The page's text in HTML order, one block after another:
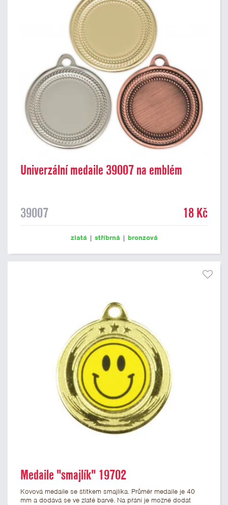
Univerzální medaile 39007 na emblém
39007 18 Kč
zlatá | stříbrná | bronzová
Medaile "smajlík" 19702
Kovová medaile se štítkem smajlíka. Průměr medaile je 40
mm a dodává se ve zlaté barvě. Na přání je možné dodat